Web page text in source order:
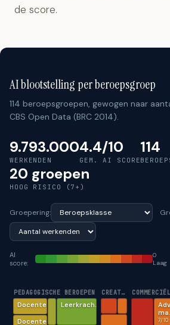
de score.
AI blootstelling per beroepsgroep
114 beroepsgroepen, gewogen naar
CBS Open Data (BRC 2014).
9.793.000
WERKENDEN
4.4/10
GEM. AI SCORE
114
20 groepen
HOOG RISICO (7+)
Groepering:
AI
score:
0
Laag
PEDAGOGISCHE BEROEPEN CREATIEVE EN TAALKUNDIGE BEROEPEN
Docente…
Docente…
Leerkrach…
7/10